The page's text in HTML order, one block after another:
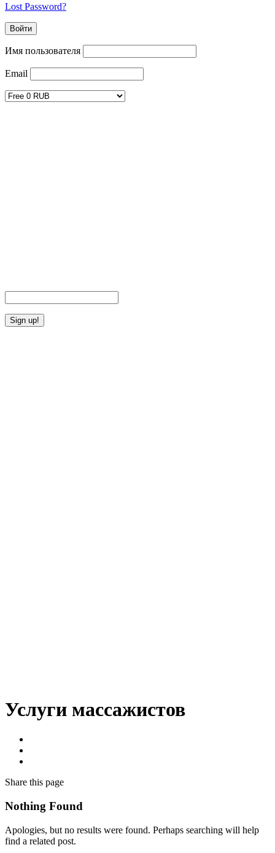
Lost Password?
Имя пользователя
Email
Услуги массажистов
Share this page
Nothing Found
Apologies, but no results were found. Perhaps searching will help
find a related post.